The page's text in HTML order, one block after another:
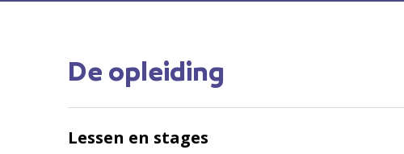
De opleiding
Lessen en stages